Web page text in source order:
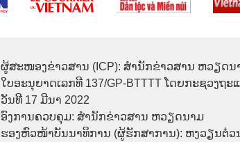
ຜູ້ສະໜອງຂ່າວສານ (ICP): ສຳນັກຂ່າວສານ ຫວຽດນາ
ໃບອະນຸຍາດເລກທີ 137/GP-BTTTT ໂດຍກະຊວງຖ
ວັນທີ 17 ມີນາ 2022
ອົງການຄວບຄຸມ: ສຳນັກຂ່າວສານ ຫວຽດນາມ
ຮອງຫົວໜ້າບັນນາທິການ (ຜູ້ຮັກສາການ): ຫງວຽນຕ໋ວ